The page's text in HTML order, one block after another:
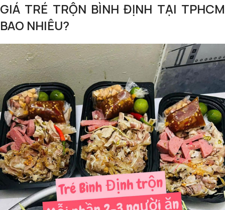
GIÁ TRÉ TRỘN BÌNH ĐỊNH TẠI TPHCM
BAO NHIÊU?